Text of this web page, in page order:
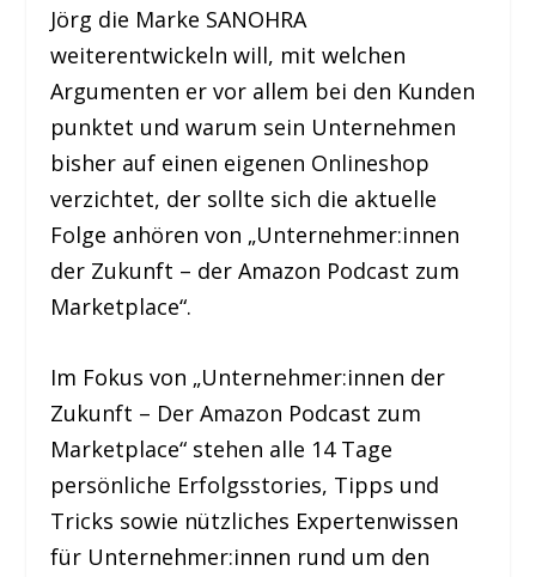
Jörg die Marke SANOHRA
weiterentwickeln will, mit welchen
Argumenten er vor allem bei den Kunden
punktet und warum sein Unternehmen
bisher auf einen eigenen Onlineshop
verzichtet, der sollte sich die aktuelle
Folge anhören von „Unternehmer:innen
der Zukunft – der Amazon Podcast zum
Marketplace“.
Im Fokus von „Unternehmer:innen der
Zukunft – Der Amazon Podcast zum
Marketplace“ stehen alle 14 Tage
persönliche Erfolgsstories, Tipps und
Tricks sowie nützliches Expertenwissen
für Unternehmer:innen rund um den